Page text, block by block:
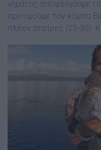
νήµατος αποφεύγουµε
προτιµούµε τον κόµπο
πλέον σπείρες (25-30).